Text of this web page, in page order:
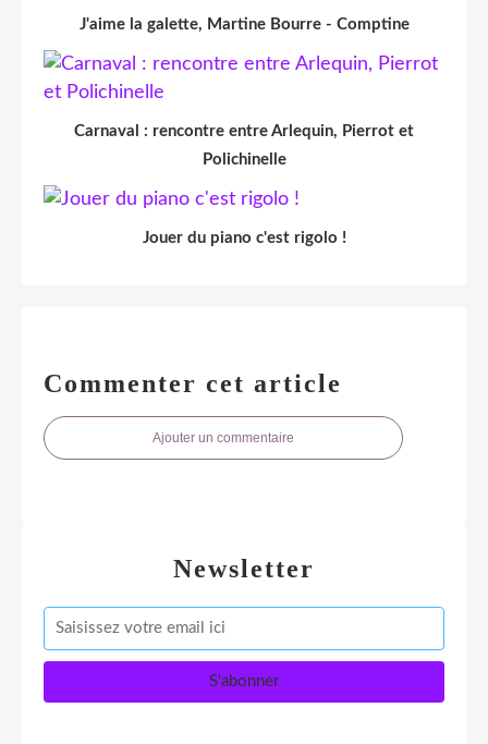
J'aime la galette, Martine Bourre - Comptine
Carnaval : rencontre entre Arlequin, Pierrot et
Polichinelle
Jouer du piano c'est rigolo !
Commenter cet article
Ajouter un commentaire
Newsletter